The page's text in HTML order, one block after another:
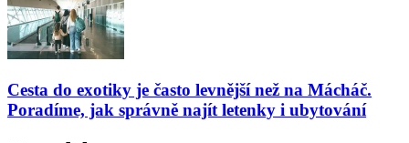
Cesta do exotiky je často levnější než na Mácháč.
Poradíme, jak správně najít letenky i ubytování